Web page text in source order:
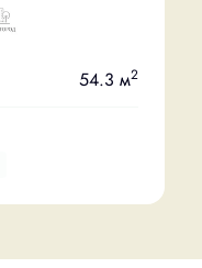
54.3 м2